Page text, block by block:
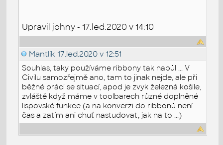
Upravil johny - 17.led.2020 v 14:10
Mantlík 17.led.2020 v 12:51
Souhlas, taky používáme ribbony tak napůl ... V
Civilu samozřejmě ano, tam to jinak nejde, ale při
běžné práci se situací, apod je zvyk železná košile,
zvláště když máme v toolbarech různé doplněné
lispovské funkce (a na konverzi do ribbonů není
čas a zatím ani chuť nastudovat, jak na to ...)